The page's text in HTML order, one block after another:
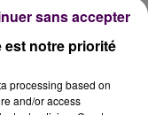
du
déjà, un
confisqués.
est notre priorité
processing based on
and/or access
sans accepter